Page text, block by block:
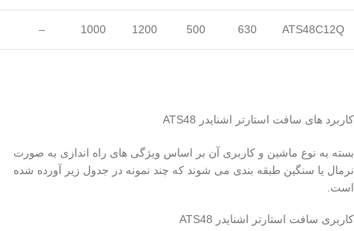
ATS48C12Q
630
500
1200
1000
–
کاربرد های سافت استارتر اشنایدر ATS48
بسته به نوع ماشین و کاربری آن بر اساس ویژگی های راه اندازی به صورت
نرمال یا سنگین طبقه بندی می شوند که چند نمونه در جدول زیر آورده شده
است.
کاربری سافت استارتر اشنایدر ATS48